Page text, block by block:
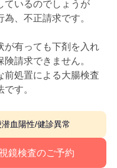
ているのでしょうが
、不正請求です。
が有っても下剤を入れ
請求できません。
前処置による大腸検査
す。
血陽性/健診異常
鏡検査のご予約